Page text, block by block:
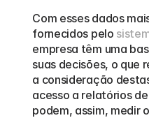
Com esses dados
fornecidos pelo
empresa têm uma
suas decisões, o que
a consideração
acesso a relatórios
podem, assim, medir